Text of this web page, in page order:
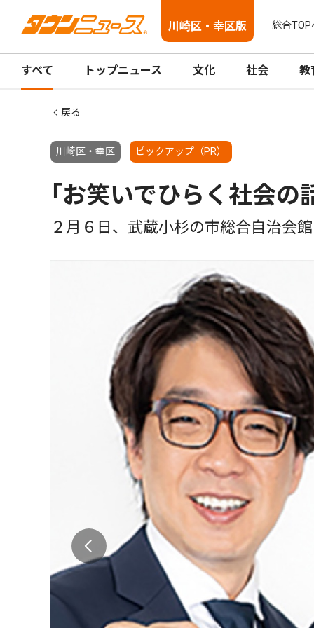
川崎区・幸区版 総合TOP
すべて トップニュース 文化 社会 教
戻る
川崎区・幸区 ピックアップ（PR）
｢お笑いでひらく社会の
２月６日、武蔵小杉の市総合自治会館